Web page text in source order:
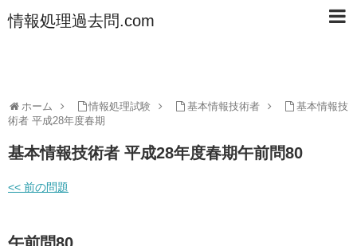
情報処理過去問.com
ホーム 情報処理試験 基本情報技術者
基本情報技
術者 平成28年度春期
基本情報技術者 平成28年度春期午前問80
<< 前の問題